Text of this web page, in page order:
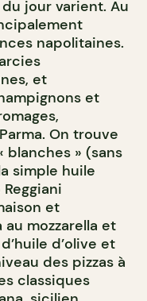
jour varient. Au
napolitaines.
et
et
On trouve
blanches » (sans
simple huile
et
au mozzarella et
d’olive et
des pizzas à
classiques